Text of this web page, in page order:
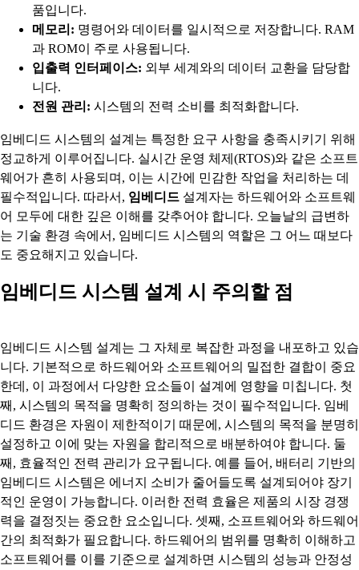
품입니다.
메모리: 명령어와 데이터를 일시적으로 저장합니다. RAM
과 ROM이 주로 사용됩니다.
입출력 인터페이스: 외부 세계와의 데이터 교환을 담당합
니다.
전원 관리: 시스템의 전력 소비를 최적화합니다.
임베디드 시스템의 설계는 특정한 요구 사항을 충족시키기 위해
정교하게 이루어집니다. 실시간 운영 체제(RTOS)와 같은 소프트
웨어가 흔히 사용되며, 이는 시간에 민감한 작업을 처리하는 데
필수적입니다. 따라서, 임베디드 설계자는 하드웨어와 소프트웨
어 모두에 대한 깊은 이해를 갖추어야 합니다. 오늘날의 급변하
는 기술 환경 속에서, 임베디드 시스템의 역할은 그 어느 때보다
도 중요해지고 있습니다.
임베디드 시스템 설계 시 주의할 점
임베디드 시스템 설계는 그 자체로 복잡한 과정을 내포하고 있습
니다. 기본적으로 하드웨어와 소프트웨어의 밀접한 결합이 중요
한데, 이 과정에서 다양한 요소들이 설계에 영향을 미칩니다. 첫
째, 시스템의 목적을 명확히 정의하는 것이 필수적입니다. 임베
디드 환경은 자원이 제한적이기 때문에, 시스템의 목적을 분명히
설정하고 이에 맞는 자원을 합리적으로 배분하여야 합니다. 둘
째, 효율적인 전력 관리가 요구됩니다. 예를 들어, 배터리 기반의
임베디드 시스템은 에너지 소비가 줄어들도록 설계되어야 장기
적인 운영이 가능합니다. 이러한 전력 효율은 제품의 시장 경쟁
력을 결정짓는 중요한 요소입니다. 셋째, 소프트웨어와 하드웨어
간의 최적화가 필요합니다. 하드웨어의 범위를 명확히 이해하고
소프트웨어를 이를 기준으로 설계하면 시스템의 성능과 안정성